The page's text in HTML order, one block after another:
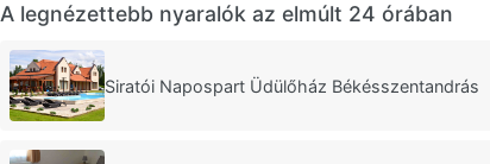
A legnézettebb nyaralók az elmúlt 24 órában
Siratói Napospart Üdülőház Békésszentandrás